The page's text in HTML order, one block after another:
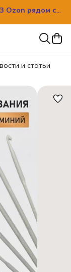
Ozon рядом с
и статьи